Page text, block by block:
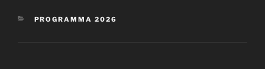
CATEGORIEËN
PROGRAMMA 2026